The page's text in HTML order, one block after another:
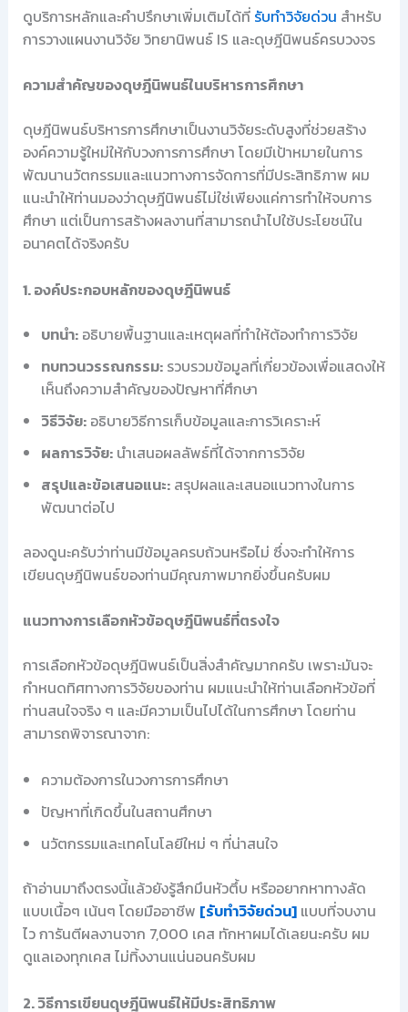
ดูบริการหลักและคำปรึกษาเพิ่มเติมได้ที่ รับทำวิจัยด่วน สำหรับ
การวางแผนงานวิจัย วิทยานิพนธ์ IS และดุษฎีนิพนธ์ครบวงจร
ความสำคัญของดุษฎีนิพนธ์ในบริหารการศึกษา
ดุษฎีนิพนธ์บริหารการศึกษาเป็นงานวิจัยระดับสูงที่ช่วยสร้าง
องค์ความรู้ใหม่ให้กับวงการการศึกษา โดยมีเป้าหมายในการ
พัฒนานวัตกรรมและแนวทางการจัดการที่มีประสิทธิภาพ ผม
แนะนำให้ท่านมองว่าดุษฎีนิพนธ์ไม่ใช่เพียงแค่การทำให้จบการ
ศึกษา แต่เป็นการสร้างผลงานที่สามารถนำไปใช้ประโยชน์ใน
อนาคตได้จริงครับ
1. องค์ประกอบหลักของดุษฎีนิพนธ์
บทนำ:อธิบายพื้นฐานและเหตุผลที่ทำให้ต้องทำการวิจัย
ทบทวนวรรณกรรม:รวบรวมข้อมูลที่เกี่ยวข้องเพื่อแสดงให้
เห็นถึงความสำคัญของปัญหาที่ศึกษา
วิธีวิจัย:อธิบายวิธีการเก็บข้อมูลและการวิเคราะห์
ผลการวิจัย:นำเสนอผลลัพธ์ที่ได้จากการวิจัย
สรุปและข้อเสนอแนะ:สรุปผลและเสนอแนวทางในการ
พัฒนาต่อไป
ลองดูนะครับว่าท่านมีข้อมูลครบถ้วนหรือไม่ ซึ่งจะทำให้การ
เขียนดุษฎีนิพนธ์ของท่านมีคุณภาพมากยิ่งขึ้นครับผม
แนวทางการเลือกหัวข้อดุษฎีนิพนธ์ที่ตรงใจ
การเลือกหัวข้อดุษฎีนิพนธ์เป็นสิ่งสำคัญมากครับ เพราะมันจะ
กำหนดทิศทางการวิจัยของท่าน ผมแนะนำให้ท่านเลือกหัวข้อที่
ท่านสนใจจริง ๆ และมีความเป็นไปได้ในการศึกษา โดยท่าน
สามารถพิจารณาจาก:
ความต้องการในวงการการศึกษา
ปัญหาที่เกิดขึ้นในสถานศึกษา
นวัตกรรมและเทคโนโลยีใหม่ ๆ ที่น่าสนใจ
ถ้าอ่านมาถึงตรงนี้แล้วยังรู้สึกมึนหัวตึ้บ หรืออยากหาทางลัด
แบบเนื้อๆ เน้นๆ โดยมืออาชีพ [รับทำวิจัยด่วน]แบบที่จบงาน
ไว การันตีผลงานจาก 7,000 เคส ทักหาผมได้เลยนะครับ ผม
ดูแลเองทุกเคส ไม่ทิ้งงานแน่นอนครับผม
2. วิธีการเขียนดุษฎีนิพนธ์ให้มีประสิทธิภาพ